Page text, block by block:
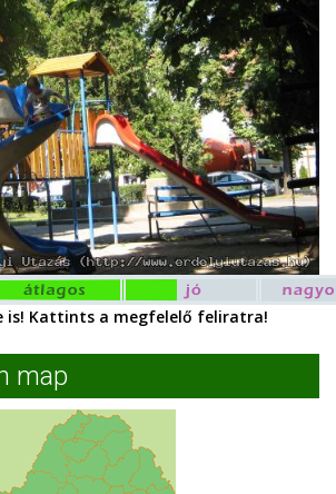
is! Kattints a megfelelő feliratra!
map